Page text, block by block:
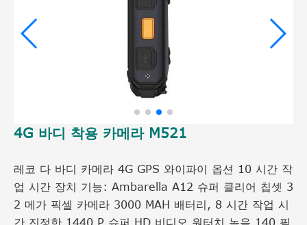
4G 바디 착용 카메라 M521
레코 다 바디 카메라 4G GPS 와이파이 옵션 10 시간 작
업 시간 장치 기능: Ambarella A12 슈퍼 클리어 칩셋 3
2 메가 픽셀 카메라 3000 MAH 배터리, 8 시간 작업 시
간 진정한 1440 P 슈퍼 HD 비디오 원터치 녹음 140 필